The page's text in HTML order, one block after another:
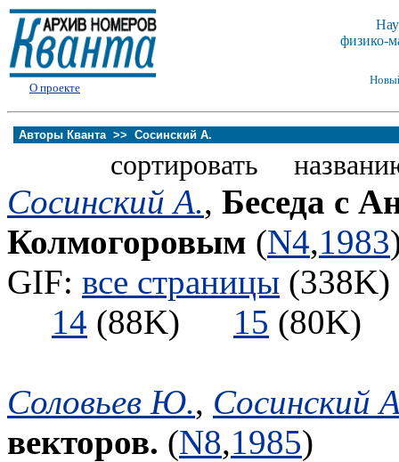
О проекте
физико-
Авторы Кванта >> Сосинский А.
сортировать
Сосинский А., Беседа с
Колмогоровым (N4,1983
GIF: все страницы
14 (88K) 15
Соловьев Ю., Сосинский
векторов. (N8,1985)